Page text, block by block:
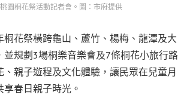
園桐花祭活動記者會。圖：市府提供
桐花祭橫跨龜山、蘆竹、楊梅、龍潭及大
並規劃3場桐樂音樂會及7條桐花小旅行路
、親子遊程及文化體驗，讓民眾在兒童月
春日親子時光。